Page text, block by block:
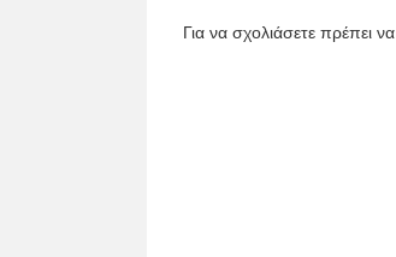
Για να σχολιάσετε πρέπει να